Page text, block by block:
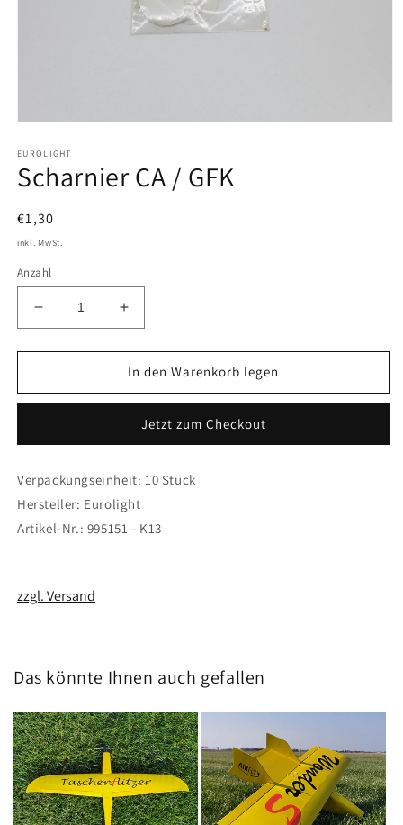
in
Modal
öffnen
EUROLIGHT
Scharnier CA / GFK
Normaler
Preis
€1,30
inkl. MwSt.
Anzahl
Verringere
die
Menge
Scharnier
GFK
Erhöhe
die
Menge
für
Scharnier
GFK
In den Warenkorb legen
Jetzt zum Checkout
Verpackungseinheit: 10 Stück
Hersteller: Eurolight
Artikel-Nr.: 995151 - K13
zzgl. Versand
Das könnte Ihnen auch gefallen